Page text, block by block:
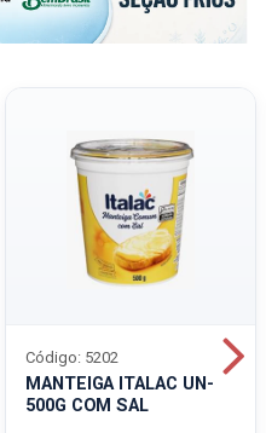
MANTEIGA ITALAC UN-
500G COM SAL
Código: 5202